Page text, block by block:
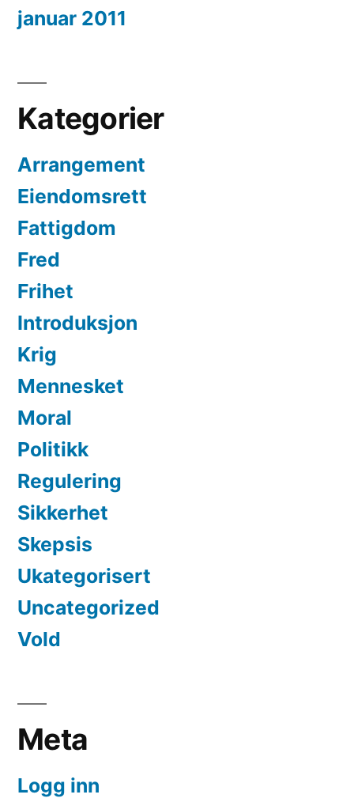
januar 2011
Kategorier
Arrangement
Eiendomsrett
Fattigdom
Fred
Frihet
Introduksjon
Krig
Mennesket
Moral
Politikk
Regulering
Sikkerhet
Skepsis
Ukategorisert
Uncategorized
Vold
Meta
Logg inn